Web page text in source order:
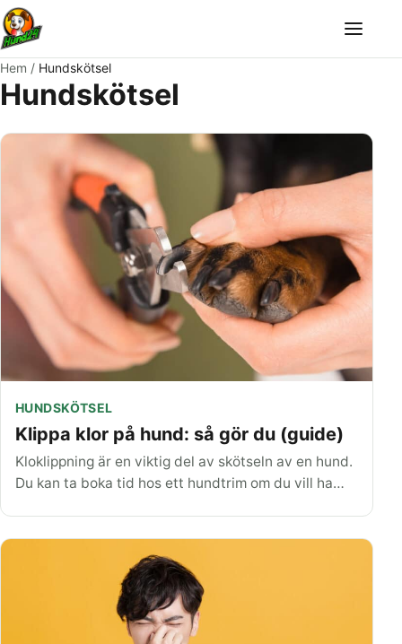
Meny
Hem / Hundskötsel
Hundskötsel
HUNDSKÖTSEL
Klippa klor på hund: så gör du (guide)
Kloklippning är en viktig del av skötseln av en hund.
Du kan ta boka tid hos ett hundtrim om du vill ha…